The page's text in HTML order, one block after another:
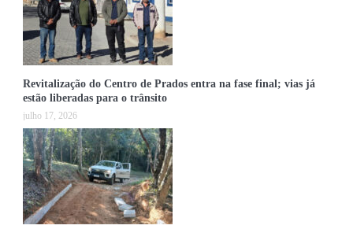
Revitalização do Centro de Prados entra na fase final; vias já
estão liberadas para o trânsito
julho 17, 2026